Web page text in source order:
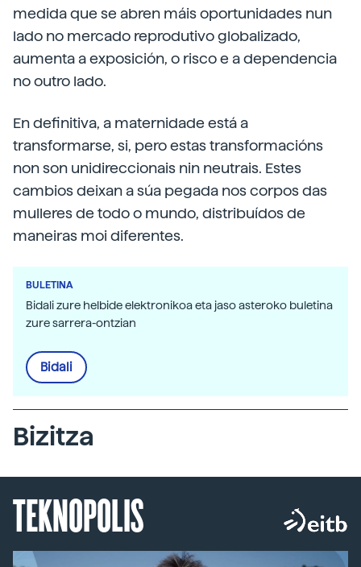
medida que se abren máis oportunidades nun
lado no mercado reprodutivo globalizado,
aumenta a exposición, o risco e a dependencia
no outro lado.
En definitiva, a maternidade está a
transformarse, si, pero estas transformacións
non son unidireccionais nin neutrais. Estes
cambios deixan a súa pegada nos corpos das
mulleres de todo o mundo, distribuídos de
maneiras moi diferentes.
BULETINA
Bidali zure helbide elektronikoa eta jaso asteroko buletina
zure sarrera-ontzian
Bidali
Bizitza
TEKNOPOLIS